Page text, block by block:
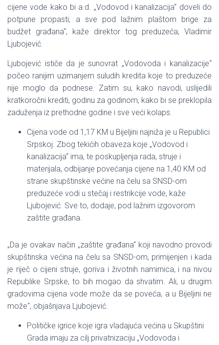
O
cijene vode kako bi a.d. „Vodovod i kanalizacija“ doveli do
potpune propasti, a sve pod lažnim plaštom brige za
budžet građana“, kaže direktor tog preduzeća, Vladimir
Ljubojević.
Ljubojević ističe da je sunovrat „Vodovoda i kanalizacije“
počeo ranijim uzimanjem suludih kredita koje to preduzeće
nije moglo da podnese. Zatim su, kako navodi, uslijedili
kratkoročni krediti, godinu za godinom, kako bi se preklopila
zaduženja iz prethodne godine i sve veći kolaps.
Cijena vode od 1,17 KM u Bijeljini najniža je u Republici
Srpskoj. Zbog tekićih obaveza koje „Vodovod i
kanalizacija“ ima, te poskupljenja rada, struje i
materijala, odbijanje povećanja cijene na 1,40 KM od
strane skupštinske većine na čelu sa SNSD-om
preduzeće vodi u stečaj i restrikcije vode, kaže
Ljubojević. Sve to, dodaje, pod lažnim izgovorom
zaštite građana.
„Da je ovakav način „zaštite građana“ koji navodno provodi
skupštinska većina na čelu sa SNSD-om, primijenjen i kada
je riječ o cijeni struje, goriva i životnih namirnica, i na nivou
Republike Srpske, to bih mogao da shvatim. Ali, u drugim
gradovima cijena vode može da se poveća, a u Bijeljini ne
može“, objašnjava Ljubojević.
Političke igrice koje igra vladajuća većina u Skupštini
Grada imaju za cilj privatnizaciju „Vodovoda i